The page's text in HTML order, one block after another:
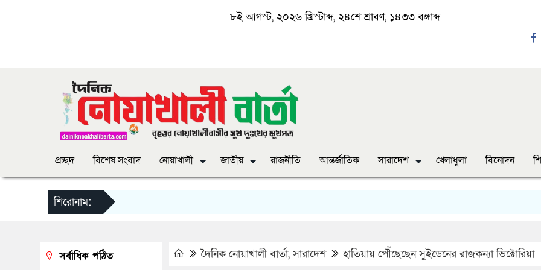
৮ই আগস্ট, ২০২৬ খ্রিস্টাব্দ, ২৪শে শ্রাবণ, ১৪৩৩ বঙ্গাব্দ
প্রচ্ছদ বিশেষ সংবাদ নোয়াখালী জাতীয় রাজনীতি আন্তর্জাতিক সারাদেশ খেলাধুলা বিনোদন
শিরোনাম:
দৈনিক নোয়াখালী বার্তা,সারাদেশ হাতিয়ায় পৌঁছেছেন সুইডেনের রাজকন্যা ভিক্টোরিয়া
সর্বাধিক পঠিত